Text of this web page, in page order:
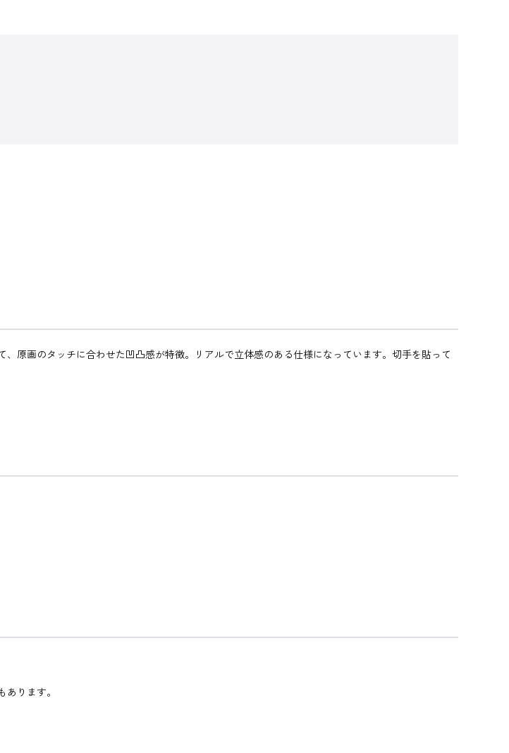
原画のタッチに合わせた凹凸感が特徴。リアルで立体感のある仕様になっています。切手を貼って
ります。